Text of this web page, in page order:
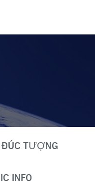
TƯỢNG
INFO